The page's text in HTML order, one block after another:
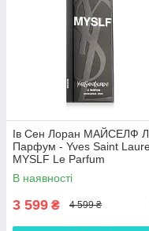
Ів Сен Лоран МАЙСЕЛФ
Парфум - Yves Saint
MYSLF Le Parfum
парфумована вода 100 ml.
В наявності
3 599 ₴ 4 599 ₴